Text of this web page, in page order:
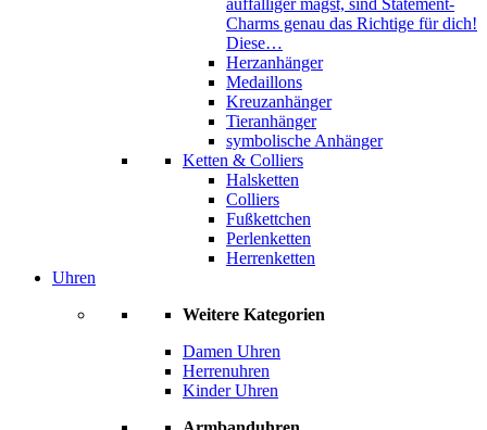
auffälliger magst, sind Statement-
Charms genau das Richtige für dich!
Diese…
Herzanhänger
Medaillons
Kreuzanhänger
Tieranhänger
symbolische Anhänger
Ketten & Colliers
Halsketten
Colliers
Fußkettchen
Perlenketten
Herrenketten
Uhren
Weitere Kategorien
Damen Uhren
Herrenuhren
Kinder Uhren